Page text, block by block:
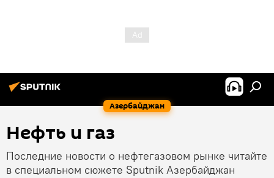
Азербайджан
Нефть и газ
Последние новости о нефтегазовом рынке читайте
в специальном сюжете Sputnik Азербайджан